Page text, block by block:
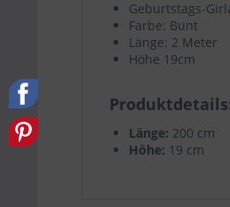
Geburtstags-
Farbe: Bunt
Länge: 2 Meter
Höhe 19cm
Produktdetails
Länge: 200 cm
Höhe: 19 cm